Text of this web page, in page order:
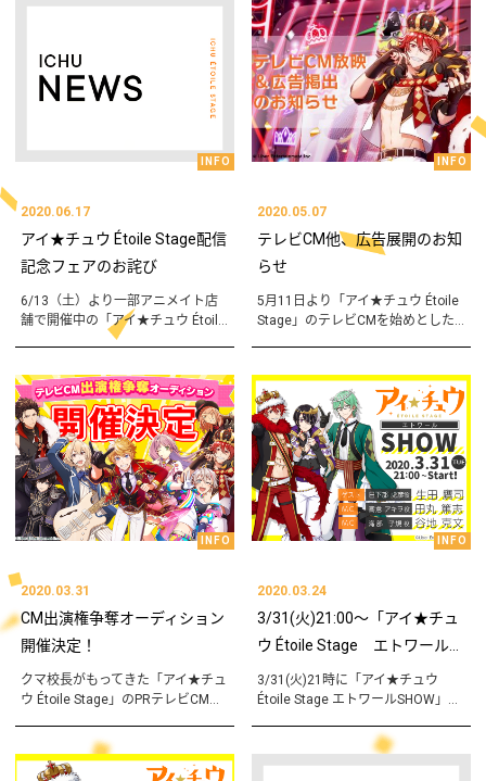
INFO
2020.06.17
アイ★チュウ Étoile Stage配信
記念フェアのお詫び
6/13（土）より一部アニメイト店
舗で開催中の「アイ★チュウ Étoil...
INFO
2020.05.07
テレビCM他、広告展開のお知
らせ
5月11日より「アイ★チュウ Étoile
Stage」のテレビCMを始めとした...
INFO
2020.03.31
CM出演権争奪オーディション
開催決定！
クマ校長がもってきた「アイ★チュ
ウ Étoile Stage」のPRテレビCM...
INFO
2020.03.24
3/31(火)21:00～「アイ★チュ
ウ Étoile Stage エトワール...
3/31(火)21時に「アイ★チュウ
Étoile Stage エトワールSHOW」...